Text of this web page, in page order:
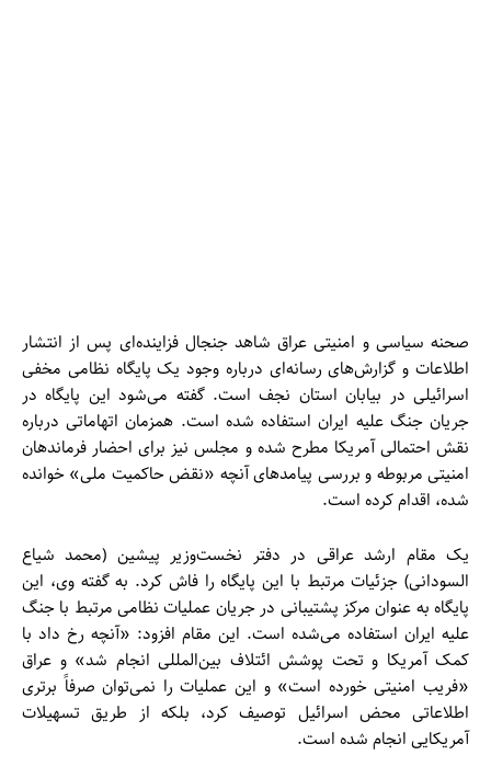
صحنه سیاسی و امنیتی عراق شاهد جنجال فزاینده‌ای پس از انتشار
اطلاعات و گزارش‌های رسانه‌ای درباره وجود یک پایگاه نظامی مخفی
اسرائیلی در بیابان استان نجف است. گفته می‌شود این پایگاه در
جریان جنگ علیه ایران استفاده شده است. همزمان اتهاماتی درباره
نقش احتمالی آمریکا مطرح شده و مجلس نیز برای احضار فرماندهان
امنیتی مربوطه و بررسی پیامدهای آنچه «نقض حاکمیت ملی» خوانده
شده، اقدام کرده است.
یک مقام ارشد عراقی در دفتر نخست‌وزیر پیشین (محمد شیاع
السودانی) جزئیات مرتبط با این پایگاه را فاش کرد. به گفته وی، این
پایگاه به عنوان مرکز پشتیبانی در جریان عملیات نظامی مرتبط با جنگ
علیه ایران استفاده می‌شده است. این مقام افزود: «آنچه رخ داد با
کمک آمریکا و تحت پوشش ائتلاف بین‌المللی انجام شد» و عراق
«فریب امنیتی خورده است» و این عملیات را نمی‌توان صرفاً برتری
اطلاعاتی محض اسرائیل توصیف کرد، بلکه از طریق تسهیلات
آمریکایی انجام شده است.